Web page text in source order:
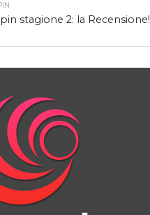
stagione 2: la Recensione!